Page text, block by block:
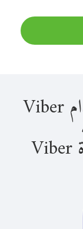
الاتصال على تنزانيا باستخدام Viber
بمجرد حصولك على أرصدة Viber